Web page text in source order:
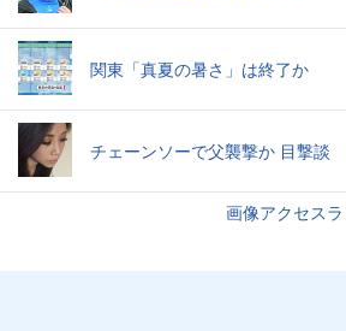
関東「真夏の暑さ」は終了か
チェーンソーで父襲撃か 目撃談
画像アクセス